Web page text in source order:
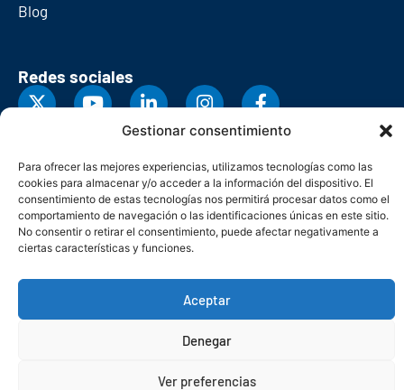
Gestionar consentimiento
Para ofrecer las mejores experiencias, utilizamos tecnologías como las
cookies para almacenar y/o acceder a la información del dispositivo. El
consentimiento de estas tecnologías nos permitirá procesar datos como el
comportamiento de navegación o las identificaciones únicas en este sitio.
No consentir o retirar el consentimiento, puede afectar negativamente a
ciertas características y funciones.
Aceptar
Denegar
Ver preferencias
Blog
Redes sociales
© Copyright 2026. Federación Asturiana de Empresarios
Política de cookies